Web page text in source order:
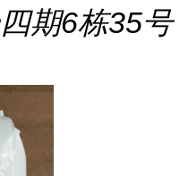
期6栋35号